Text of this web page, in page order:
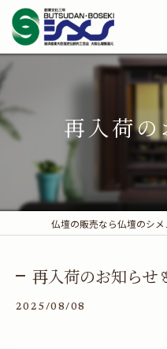
再入荷の
仏壇の販売なら仏壇のシメ
再入荷のお知らせ
2025/08/08